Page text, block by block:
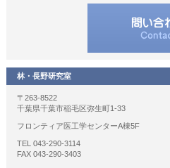
林・長野研究室
〒263-8522
千葉県千葉市稲毛区弥生町1-33
フロンティア医工学センターA棟5F
TEL 043-290-3114
FAX 043-290-3403